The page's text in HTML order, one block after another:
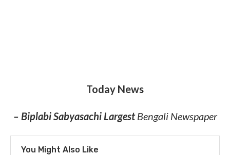
Today News
– Biplabi Sabyasachi LargestBengali Newspaper
You Might Also Like